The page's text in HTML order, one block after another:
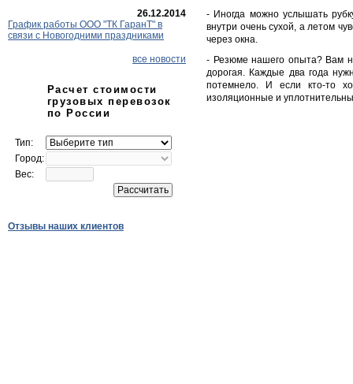
26.12.2014
График работы ООО "ТК ГаранТ" в
связи с Новогодними праздниками
все новости
Расчет стоимости
грузовых перевозок
по России
Тип:
Город:
Вес:
Отзывы наших клиентов
- Иногда можно услышать
внутри очень сухой, а летом
через окна.
- Резюме нашего опыта? Вам
дорогая. Каждые два года
потемнело. И если кто-то
изоляционные и